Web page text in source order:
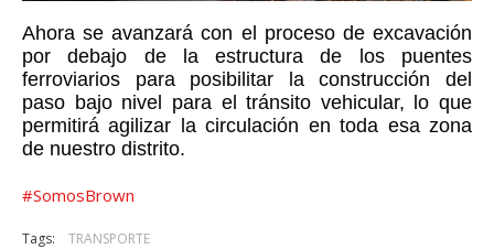
Ahora se avanzará con el proceso de excavación
por debajo de la estructura de los puentes
ferroviarios para posibilitar la construcción del
paso bajo nivel para el tránsito vehicular, lo que
permitirá agilizar la circulación en toda esa zona
de nuestro distrito.
#SomosBrown
Tags: TRANSPORTE